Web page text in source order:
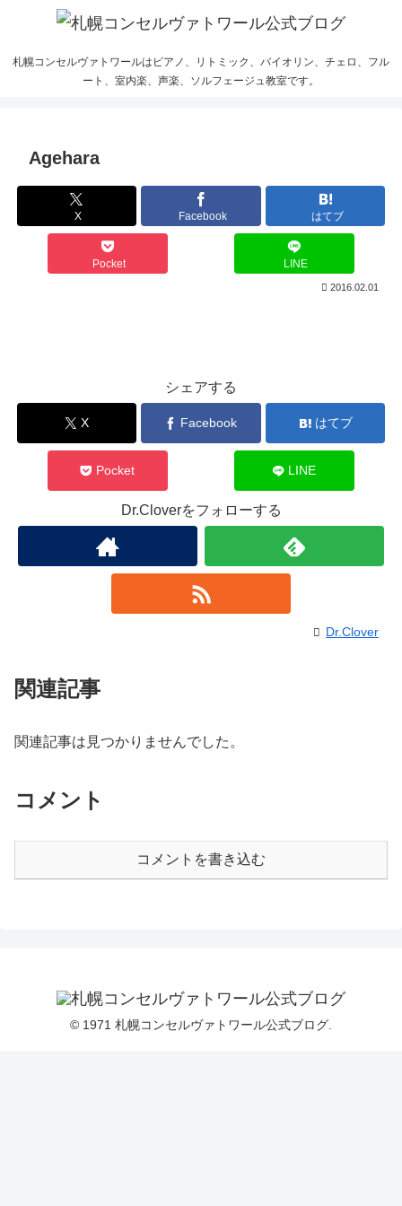
札幌コンセルヴァトワールはピアノ、リトミック、バイオリン、チェロ、フル
ート、室内楽、声楽、ソルフェージュ教室です。
Agehara
X Facebook はてブ
Pocket LINE
2016.02.01
シェアする
X Facebook はてブ
Pocket LINE
Dr.Cloverをフォローする
Dr.Clover
関連記事
関連記事は見つかりませんでした。
コメント
コメントを書き込む
© 1971 札幌コンセルヴァトワール公式ブログ.